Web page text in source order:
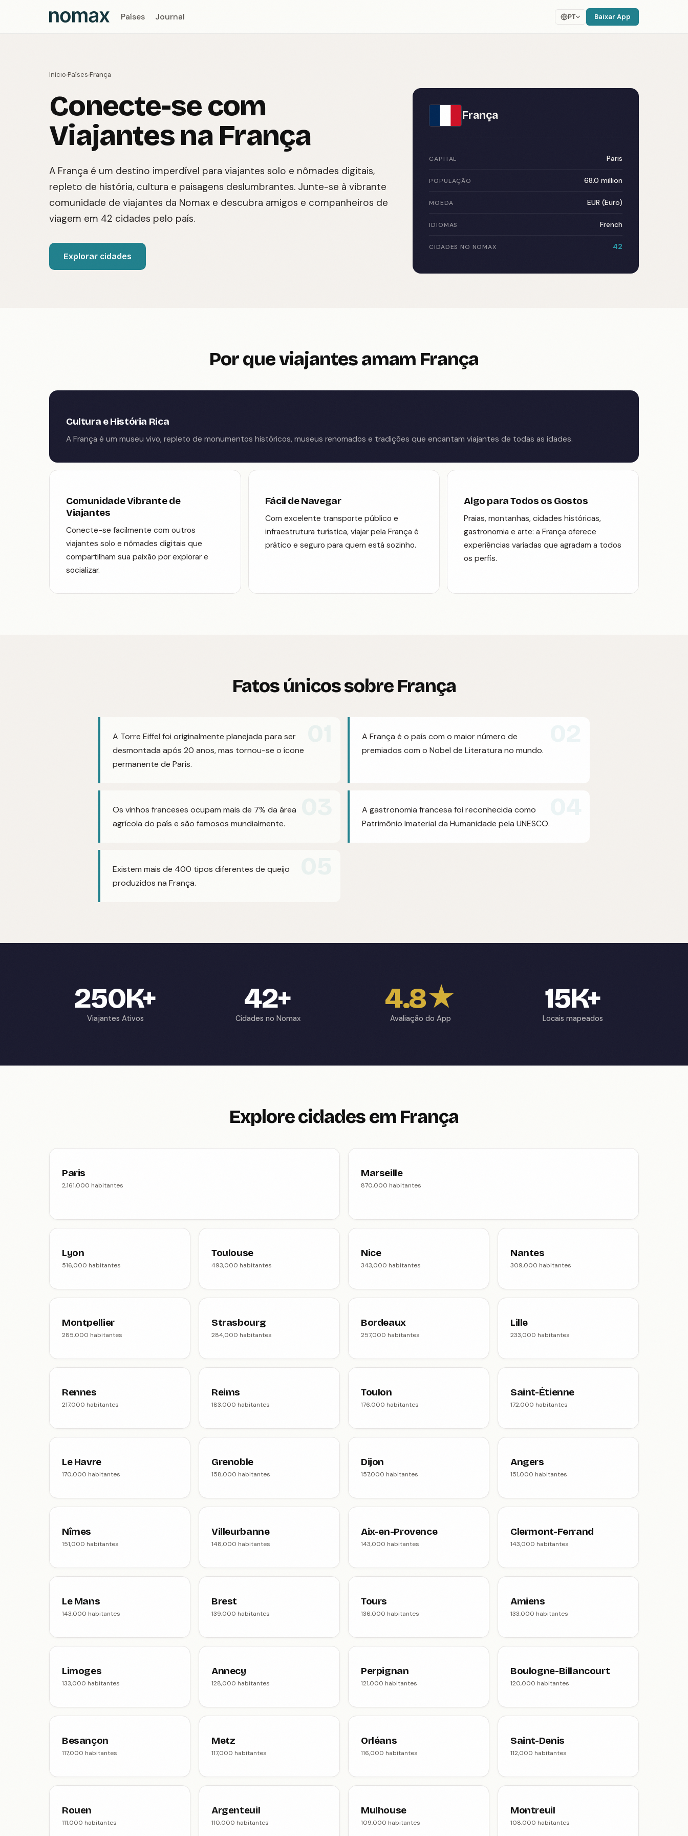
Países Journal PT Baixar App
Início›Países›França
Conecte-se com
Viajantes na França
A França é um destino imperdível para viajantes solo e nômades digitais,
repleto de história, cultura e paisagens deslumbrantes. Junte-se à vibrante
comunidade de viajantes da Nomax e descubra amigos e companheiros de
viagem em 42 cidades pelo país.
Explorar cidades
França
CAPITAL Paris
POPULAÇÃO 68.0 million
MOEDA EUR (Euro)
IDIOMAS French
CIDADES NO NOMAX 42
Por que viajantes amam França
Cultura e História Rica
A França é um museu vivo, repleto de monumentos históricos, museus renomados e tradições que encantam viajantes de todas as idades.
Comunidade Vibrante de
Viajantes
Conecte-se facilmente com outros
viajantes solo e nômades digitais que
compartilham sua paixão por explorar e
socializar.
Fácil de Navegar
Com excelente transporte público e
infraestrutura turística, viajar pela França é
prático e seguro para quem está sozinho.
Algo para Todos os Gostos
Praias, montanhas, cidades históricas,
gastronomia e arte: a França oferece
experiências variadas que agradam a todos
os perfis.
Fatos únicos sobre França
A Torre Eiffel foi originalmente planejada para ser
desmontada após 20 anos, mas tornou-se o ícone
permanente de Paris.
A França é o país com o maior número de
premiados com o Nobel de Literatura no mundo.
Os vinhos franceses ocupam mais de 7% da área
agrícola do país e são famosos mundialmente.
A gastronomia francesa foi reconhecida como
Patrimônio Imaterial da Humanidade pela UNESCO.
Existem mais de 400 tipos diferentes de queijo
produzidos na França.
250K+
Viajantes Ativos
42+
Cidades no Nomax
4.8★
Avaliação do App
15K+
Locais mapeados
Explore cidades em França
Paris
2,161,000 habitantes
Marseille
870,000 habitantes
Lyon
516,000 habitantes
Toulouse
493,000 habitantes
Nice
343,000 habitantes
Nantes
309,000 habitantes
Montpellier
285,000 habitantes
Strasbourg
284,000 habitantes
Bordeaux
257,000 habitantes
Lille
233,000 habitantes
Rennes
217,000 habitantes
Reims
183,000 habitantes
Toulon
176,000 habitantes
Saint-Étienne
172,000 habitantes
Le Havre
170,000 habitantes
Grenoble
158,000 habitantes
Dijon
157,000 habitantes
Angers
151,000 habitantes
Nîmes
151,000 habitantes
Villeurbanne
148,000 habitantes
Aix-en-Provence
143,000 habitantes
Clermont-Ferrand
143,000 habitantes
Le Mans
143,000 habitantes
Brest
139,000 habitantes
Tours
136,000 habitantes
Amiens
133,000 habitantes
Limoges
133,000 habitantes
Annecy
128,000 habitantes
Perpignan
121,000 habitantes
Boulogne-Billancourt
120,000 habitantes
Besançon
117,000 habitantes
Metz
117,000 habitantes
Orléans
116,000 habitantes
Saint-Denis
112,000 habitantes
Rouen
111,000 habitantes
Argenteuil
110,000 habitantes
Mulhouse
109,000 habitantes
Montreuil
108,000 habitantes